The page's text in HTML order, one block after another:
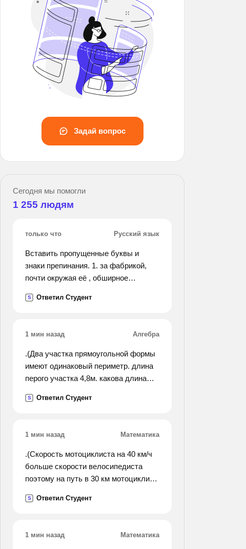
Задай вопрос
Сегодня мы помогли
1 255 людям
только что Русский язык
Вставить пропущенные буквы и
знаки препинания. 1. за фабрикой,
почти окружая её , обширное
солнцем. 3. сугробы снега и ещё по
степи не
то с земли. 5. легкий сдержанный
разбудил меня. 6. в обед прибежал и
счастливый федя мазин. 7. и
усадьбу.
S Ответил Студент
1 мин назад Алгебра
.(Два участка прямоугольной формы
имеют одинаковый периметр. длина
перого участка 4,8м. какова длина
0,95 м больше, чем ширина
S Ответил Студент
1 мин назад Математика
.(Скорость мотоциклиста на 40 км/ч
больше скорости велосипедиста
поэтому на путь в 30 км мотоциклист
велосипедист. сколько на этот путь
S Ответил Студент
1 мин назад Математика